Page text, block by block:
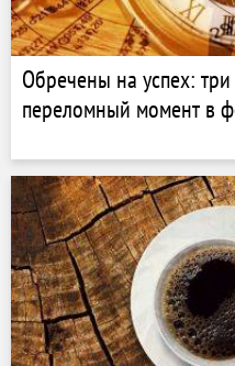
Обречены на успех:
переломный момент в